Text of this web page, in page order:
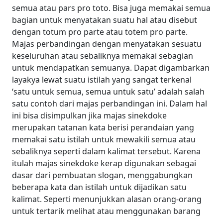
semua atau pars pro toto. Bisa juga memakai semua
bagian untuk menyatakan suatu hal atau disebut
dengan totum pro parte atau totem pro parte.
Majas perbandingan dengan menyatakan sesuatu
keseluruhan atau sebaliknya memakai sebagian
untuk mendapatkan semuanya. Dapat digambarkan
layakya lewat suatu istilah yang sangat terkenal
‘satu untuk semua, semua untuk satu’ adalah salah
satu contoh dari majas perbandingan ini. Dalam hal
ini bisa disimpulkan jika majas sinekdoke
merupakan tatanan kata berisi perandaian yang
memakai satu istilah untuk mewakili semua atau
sebaliknya seperti dalam kalimat tersebut. Karena
itulah majas sinekdoke kerap digunakan sebagai
dasar dari pembuatan slogan, menggabungkan
beberapa kata dan istilah untuk dijadikan satu
kalimat. Seperti menunjukkan alasan orang-orang
untuk tertarik melihat atau menggunakan barang